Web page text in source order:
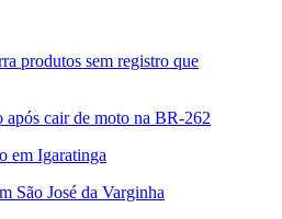
produtos sem registro que
após cair de moto na BR-262
em Igaratinga
São José da Varginha